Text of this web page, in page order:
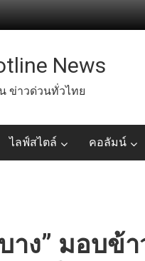
News
ข่าวด่วนทั่วไทย
ไลฟ์สไตล์ คอลัมน์
าง” มอบข้